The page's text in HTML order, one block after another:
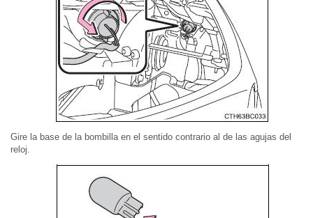
Gire la base de la bombilla en el sentido contrario al de las agujas del
reloj.